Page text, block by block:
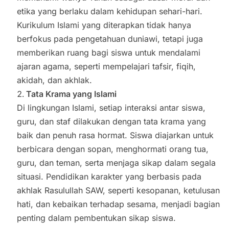
etika yang berlaku dalam kehidupan sehari-hari.
Kurikulum Islami yang diterapkan tidak hanya
berfokus pada pengetahuan duniawi, tetapi juga
memberikan ruang bagi siswa untuk mendalami
ajaran agama, seperti mempelajari tafsir, fiqih,
akidah, dan akhlak.
Tata Krama yang Islami
Di lingkungan Islami, setiap interaksi antar siswa,
guru, dan staf dilakukan dengan tata krama yang
baik dan penuh rasa hormat. Siswa diajarkan untuk
berbicara dengan sopan, menghormati orang tua,
guru, dan teman, serta menjaga sikap dalam segala
situasi. Pendidikan karakter yang berbasis pada
akhlak Rasulullah SAW, seperti kesopanan, ketulusan
hati, dan kebaikan terhadap sesama, menjadi bagian
penting dalam pembentukan sikap siswa.